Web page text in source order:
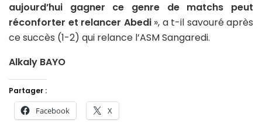
aujourd’hui gagner ce genre de matchs peut
réconforter et relancer Abedi», a t-il savouré après
ce succès (1-2) qui relance l’ASM Sangaredi.
Alkaly BAYO
Partager :
Facebook X